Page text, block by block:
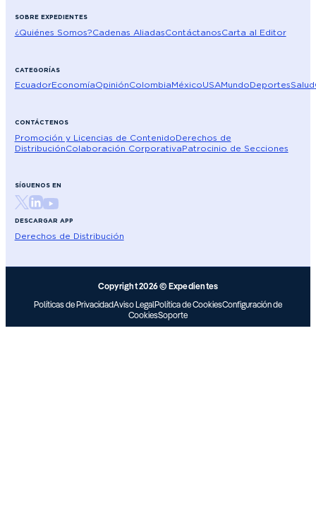
SOBRE EXPEDIENTES
¿Quiénes Somos?Cadenas AliadasContáctanosCarta al Editor
CATEGORÍAS
EcuadorEconomíaOpiniónColombiaMéxicoUSAMundoDeportesSalud
CONTÁCTENOS
Promoción y Licencias de ContenidoDerechos de
DistribuciónColaboración CorporativaPatrocinio de Secciones
SÍGUENOS EN
DESCARGAR APP
Derechos de Distribución
Copyright 2026 © Expedientes
Políticas de PrivacidadAviso LegalPolítica de CookiesConfiguración de
CookiesSoporte